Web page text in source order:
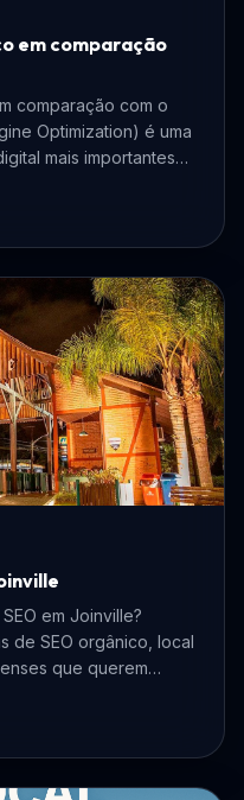
em comparação
comparação com o
Optimization) é uma
mais importantes
em Joinville?
de SEO orgânico, local
que querem